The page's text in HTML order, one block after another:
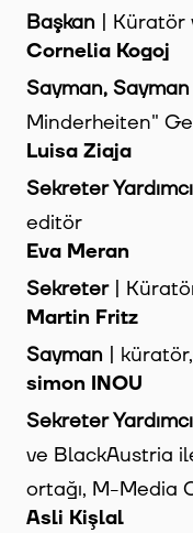
Başkan | Küratör
Cornelia Kogoj
Sayman, Sayman
Minderheiten"
Luisa Ziaja
Sekreter
editör
Eva Meran
Sekreter|
Martin Fritz
Sayman |
simon INOU
Sekreter
ve BlackAustria
ortağı, M-Media
Asli Kişlal